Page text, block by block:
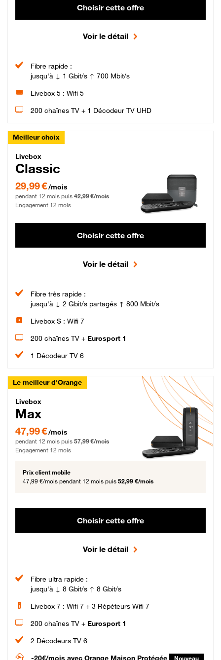
Choisir cette offre
Voir le détail
Fibre rapide :
jusqu'à ↓ 1 Gbit/s ↑ 700 Mbit/s
Livebox 5 : Wifi 5
200 chaînes TV + 1 Décodeur TV UHD
Meilleur choix
Livebox Classic Fibre
Livebox
Classic
29,99 € par mois pendant 12 mois puis 42,99 € par mois, Engagement 12 mois
29,99 €/mois
pendant 12 mois puis 42,99 €/mois
Engagement 12 mois
Choisir cette offre
Voir le détail
Fibre très rapide :
jusqu'à ↓ 2 Gbit/s partagés ↑ 800 Mbit/s
Livebox S : Wifi 7
200 chaînes TV + Eurosport 1
1 Décodeur TV 6
Le meilleur d'Orange
Livebox Max Fibre
Livebox
Max
47,99 € par mois pendant 12 mois puis 57,99 € par mois, Engagement 12 mois
47,99 €/mois
pendant 12 mois puis 57,99 €/mois
Engagement 12 mois
Prix client mobile
47,99 €/mois pendant 12 mois puis 52,99 €/mois
Choisir cette offre
Voir le détail
Fibre ultra rapide :
jusqu'à ↓ 8 Gbit/s ↑ 8 Gbit/s
Livebox 7 : Wifi 7 + 3 Répéteurs Wifi 7
200 chaînes TV + Eurosport 1
2 Décodeurs TV 6
-20€/mois avec Orange Maison Protégée Nouveau